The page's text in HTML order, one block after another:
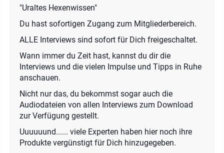
"Uraltes Hexenwissen"
Du hast sofortigen Zugang zum Mitgliederbereich.
ALLE Interviews sind sofort für Dich freigeschaltet.
Wann immer du Zeit hast, kannst du dir die
Interviews und die vielen Impulse und Tipps in Ruhe
anschauen.
Nicht nur das, du bekommst sogar auch die
Audiodateien von allen Interviews zum Download
zur Verfügung gestellt.
Uuuuuund...... viele Experten haben hier noch ihre
Produkte vergünstigt für Dich hinzugegeben.